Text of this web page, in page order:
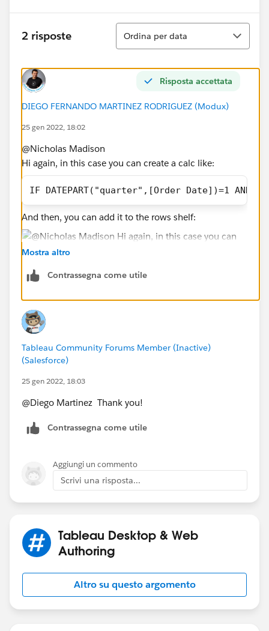
2 risposte
Ordina
Ordina per data
Risposta accettata
DIEGO FERNANDO MARTINEZ RODRIGUEZ (Modux)
25 gen 2022, 18:02
@Nicholas Madison​
Hi again, in this case you can create a calc like:
IF DATEPART("quarter",[Order Date])=1 AND
And then, you can add it to the rows shelf:
And then you can right clic on the hide label and
select hide:
And then uncheck Show Header in the pill in the rows
shelf:
the same answer/resolution and help community keep
track of answered questions. Thank you.
Diego
Tableau Ambassador
Mostra altro
Contrassegna come utile
Tableau Community Forums Member (Inactive)
(Salesforce)
25 gen 2022, 18:03
@Diego Martinez​ Thank you!
Contrassegna come utile
Aggiungi un commento
Scrivi una risposta...
Tableau Desktop & Web
Authoring
Altro su questo argomento